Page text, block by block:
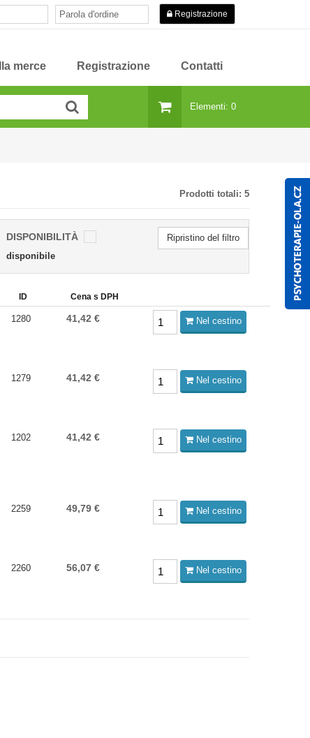
Registrazione
merce Registrazione Contatti
Elementi: 0
Prodotti totali: 5
DISPONIBILITÀ
disponibile
Ripristino del filtro
ID Cena s DPH
1280 41,42 € Nel cestino
1279 41,42 € Nel cestino
1202 41,42 € Nel cestino
2259 49,79 € Nel cestino
2260 56,07 € Nel cestino